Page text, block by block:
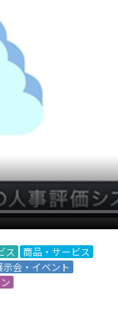
ス
商品・サービス
示会・イベント